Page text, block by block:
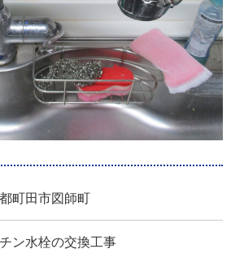
町田市図師町
ン水栓の交換工事